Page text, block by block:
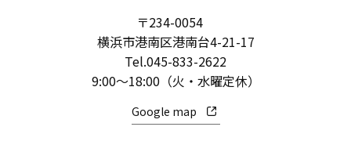
〒234-0054
横浜市港南区港南台4-21-17
Tel.045-833-2622
9:00～18:00（火・水曜定休）
Google map